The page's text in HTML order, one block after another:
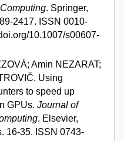
Computing. Springer,
2417. ISSN 0010-
10.1007/s00607-
Amin NEZARAT;
Using
to speed up
GPUs. Journal of
. Elsevier,
16-35. ISSN 0743-